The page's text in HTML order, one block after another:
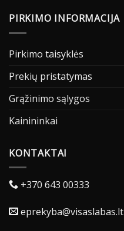
PIRKIMO INFORMACIJA
Pirkimo taisyklės
Prekių pristatymas
Grąžinimo sąlygos
Kainininkai
KONTAKTAI
+370 643 00333
eprekyba@visaslabas.lt